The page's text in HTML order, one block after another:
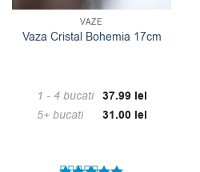
VAZE
Vaza Cristal Bohemia 17cm
1 - 4 bucati 37.99 lei
5+ bucati 31.00 lei